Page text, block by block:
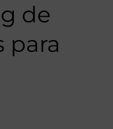
de
para